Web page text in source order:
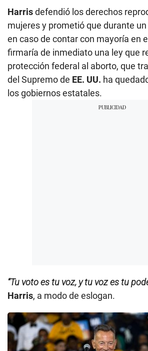
Harrisdefendió los derechos
mujeres y prometió que durante
en caso de contar con mayoría en el
firmaría de inmediato una ley que
protección federal al aborto, que
del Supremo de EE. UU. ha
los gobiernos estatales.
“Tu voto es tu voz, y tu voz es tu
Harris, a modo de eslogan.